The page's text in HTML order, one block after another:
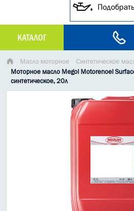
КАТАЛОГ
МАСЛО МОТОРНОЕ
ГРУЗОВЫЕ МАСЛА
ГИДРАВЛИЧЕСКИЕ МАСЛА
ИНДУСТРИАЛЬНЫЕ МАСЛА
Масло моторное Синтетическое
Моторное масло Megol Motorenoel
синтетическое, 20л